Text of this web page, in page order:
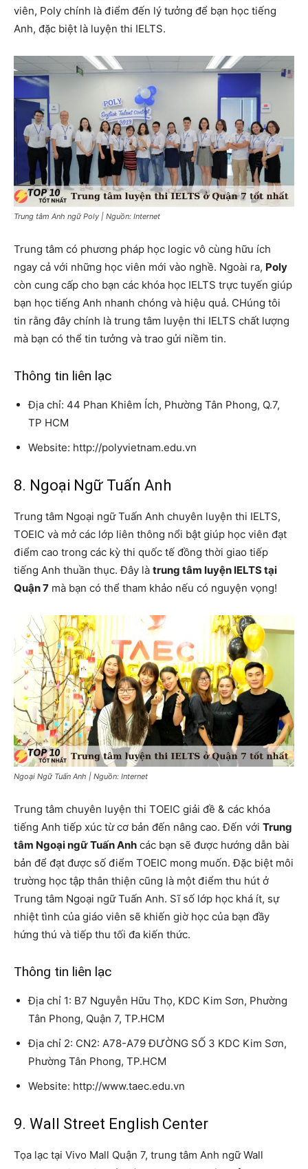
viên, Poly chính là điểm đến lý tưởng để bạn học tiếng
Anh, đặc biệt là luyện thi IELTS.
Trung tâm Anh ngữ Poly | Nguồn: Internet
Trung tâm có phương pháp học logic vô cùng hữu ích
ngay cả với những học viên mới vào nghề. Ngoài ra, Poly
còn cung cấp cho bạn các khóa học IELTS trực tuyến giúp
bạn học tiếng Anh nhanh chóng và hiệu quả. CHúng tôi
tin rằng đây chính là trung tâm luyện thi IELTS chất lượng
mà bạn có thể tin tưởng và trao gửi niềm tin.
Thông tin liên lạc
Địa chỉ: 44 Phan Khiêm Ích, Phường Tân Phong, Q.7,
TP HCM
Website: http://polyvietnam.edu.vn
8. Ngoại Ngữ Tuấn Anh
Trung tâm Ngoại ngữ Tuấn Anh chuyên luyện thi IELTS,
TOEIC và mở các lớp liên thông nổi bật giúp học viên đạt
điểm cao trong các kỳ thi quốc tế đồng thời giao tiếp
tiếng Anh thuần thục. Đây là trung tâm luyện IELTS tại
Quận 7 mà bạn có thể tham khảo nếu có nguyện vọng!
Ngoại Ngữ Tuấn Anh | Nguồn: Internet
Trung tâm chuyên luyện thi TOEIC giải đề & các khóa
tiếng Anh tiếp xúc từ cơ bản đến nâng cao. Đến với Trung
tâm Ngoại ngữ Tuấn Anh các bạn sẽ được hướng dẫn bài
bản để đạt được số điểm TOEIC mong muốn. Đặc biệt môi
trường học tập thân thiện cũng là một điểm thu hút ở
Trung tâm Ngoại ngữ Tuấn Anh. Sĩ số lớp học khá ít, sự
nhiệt tình của giáo viên sẽ khiến giờ học của bạn đầy
hứng thú và tiếp thu tối đa kiến ​​thức.
Thông tin liên lạc
Địa chỉ 1: B7 Nguyễn Hữu Thọ, KDC Kim Sơn, Phường
Tân Phong, Quận 7, TP.HCM
Địa chỉ 2: CN2: A78-A79 ĐƯỜNG SỐ 3 KDC Kim Sơn,
Phường Tân Phong, TP.HCM
Website: http://www.taec.edu.vn
9. Wall Street English Center
Tọa lạc tại Vivo Mall Quận 7, trung tâm Anh ngữ Wall